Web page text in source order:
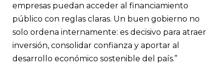
empresas puedan acceder al financiamiento
público con reglas claras. Un buen gobierno no
solo ordena internamente: es decisivo para atraer
inversión, consolidar confianza y aportar al
desarrollo económico sostenible del país.”